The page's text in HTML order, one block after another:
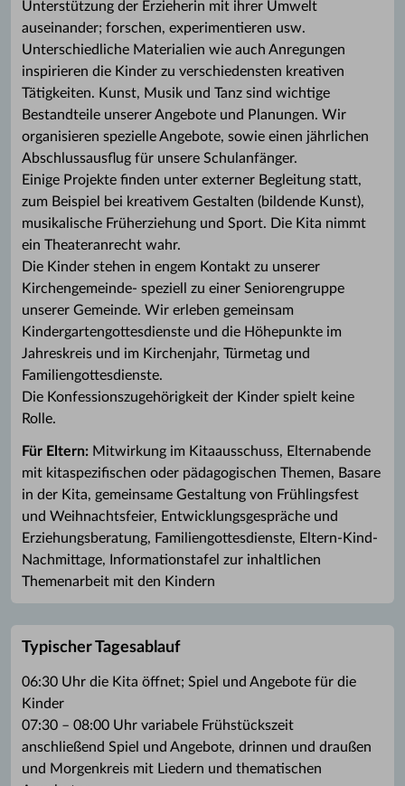
Unterstützung der Erzieherin mit ihrer Umwelt
auseinander; forschen, experimentieren usw.
Unterschiedliche Materialien wie auch Anregungen
inspirieren die Kinder zu verschiedensten kreativen
Tätigkeiten. Kunst, Musik und Tanz sind wichtige
Bestandteile unserer Angebote und Planungen. Wir
organisieren spezielle Angebote, sowie einen jährlichen
Abschlussausflug für unsere Schulanfänger.
Einige Projekte finden unter externer Begleitung statt,
zum Beispiel bei kreativem Gestalten (bildende Kunst),
musikalische Früherziehung und Sport. Die Kita nimmt
ein Theateranrecht wahr.
Die Kinder stehen in engem Kontakt zu unserer
Kirchengemeinde- speziell zu einer Seniorengruppe
unserer Gemeinde. Wir erleben gemeinsam
Kindergartengottesdienste und die Höhepunkte im
Jahreskreis und im Kirchenjahr, Türmetag und
Familiengottesdienste.
Die Konfessionszugehörigkeit der Kinder spielt keine
Rolle.
Für Eltern: Mitwirkung im Kitaausschuss, Elternabende
mit kitaspezifischen oder pädagogischen Themen, Basare
in der Kita, gemeinsame Gestaltung von Frühlingsfest
und Weihnachtsfeier, Entwicklungsgespräche und
Erziehungsberatung, Familiengottesdienste, Eltern-Kind-
Nachmittage, Informationstafel zur inhaltlichen
Themenarbeit mit den Kindern
Typischer Tagesablauf
06:30 Uhr die Kita öffnet; Spiel und Angebote für die
Kinder
07:30 – 08:00 Uhr variabele Frühstückszeit
anschließend Spiel und Angebote, drinnen und draußen
und Morgenkreis mit Liedern und thematischen